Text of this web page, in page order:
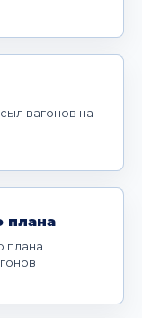
вагонов на
плана
плана